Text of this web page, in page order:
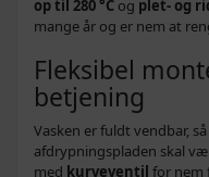
op til 280 °C og plet- og
mange år og er nem at
Fleksibel
betjening
Vasken er fuldt vendbar,
afdrypningspladen skal
med kurveventil for nem